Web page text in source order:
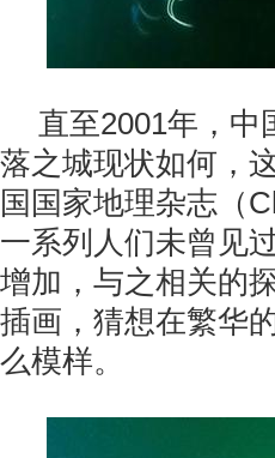
直至2001年，中
落之城现状如何，
国国家地理杂志（
一系列人们未曾见
增加，与之相关的
插画，猜想在繁华
么模样。